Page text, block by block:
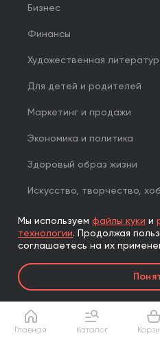
Бизнес
Финансы
Художественная
Для детей и родителей
Маркетинг и продажи
Экономика и политика
Здоровый образ жизни
Искусство, творчество,
Библиотека Сбера
Ежедневники
Комплекты
Мы используем файлы куки и
технологии. Продолжая
соглашаетесь на их
Главная Каталог